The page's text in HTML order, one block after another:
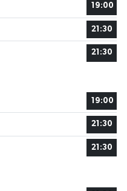
19:00
21:30
21:30
19:00
21:30
21:30